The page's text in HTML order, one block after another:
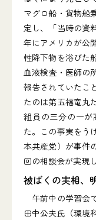
マグロ船・貨物船
定し、「当時の資
年にアメリカが公
性降下物を浴びた
血液検査・医師の
報告されていたこ
たのは第五福竜丸
組員の三分の一
た。この事実をう
本共産党）が事件
回の相談会が実現
被ばくの実相、
午前中の学習会
田中公夫氏（環境